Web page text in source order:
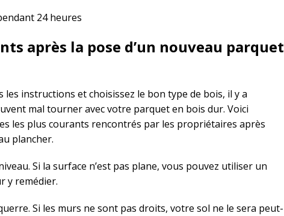
24 heures
après la pose d’un nouveau parquet
les instructions et choisissez le bon type de bois, il y a
mal tourner avec votre parquet en bois dur. Voici
les plus courants rencontrés par les propriétaires après
plancher.
Si la surface n’est pas plane, vous pouvez utiliser un
y remédier.
Si les murs ne sont pas droits, votre sol ne le sera peut-